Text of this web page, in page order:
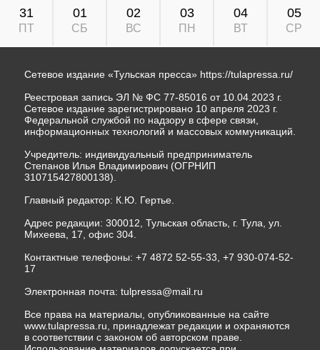
31
ПТ
01
СБ
02
ВС
03
ПН
04
ВТ
05
СР
Сетевое издание «Тульская пресса» https://tulapressa.ru/
Реестровая запись ЭЛ № ФС 77-85016 от 10.04.2023 г.
Сетевое издание зарегистрировано 10 апреля 2023 г.
Федеральной службой по надзору в сфере связи,
информационных технологий и массовых коммуникаций.
Учредитель: индивидуальный предприниматель
Степанов Илья Владимирович (ОГРНИП
310715427800138).
Главный редактор: К.Ю. Гертье.
Адрес редакции: 300012, Тульская область, г. Тула, ул.
Михеева, 17, офис 304.
Контактные телефоны: +7 4872 52-55-33, +7 930-074-52-
17
Электронная почта: tulpressa@mail.ru
Все права на материалы, опубликованные на сайте
www.tulapressa.ru, принадлежат редакции и охраняются
в соответствии с законом об авторском праве.